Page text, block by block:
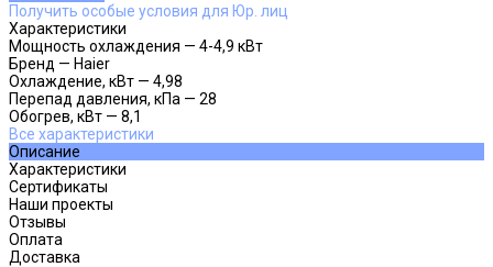
Получить особые условия для Юр. лиц
Характеристики
Мощность охлаждения — 4-4,9 кВт
Бренд — Haier
Охлаждение, кВт — 4,98
Перепад давления, кПа — 28
Обогрев, кВт — 8,1
Все характеристики
Описание
Характеристики
Сертификаты
Наши проекты
Отзывы
Оплата
Доставка